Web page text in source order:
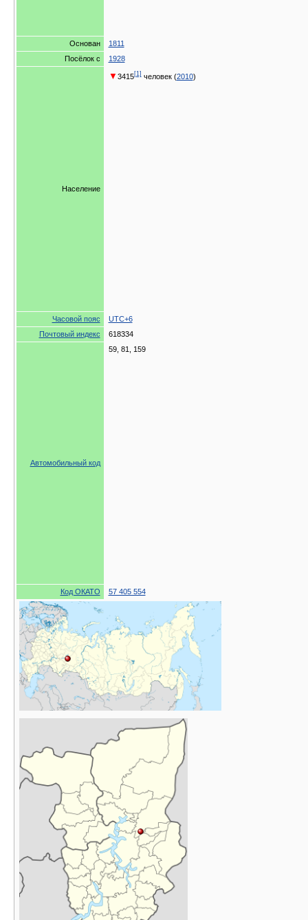
Основан
1811
Посёлок с
1928
Население
▼ 3415[1]человек (2010)
Часовой пояс
UTC+6
Почтовый индекс
618334
Автомобильный код
59, 81, 159
Код ОКАТО 57 405 554